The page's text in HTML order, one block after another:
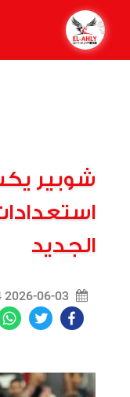
شوبير
الجديد
2026-06-03 02:00:54
Facebook
Twitter